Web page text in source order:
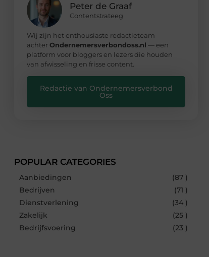
Peter de Graaf
Contentstrateeg
Wij zijn het enthousiaste redactieteam
achterOndernemersverbondoss.nl — een
platform voor bloggers en lezers die houden
van afwisseling en frisse content.
Redactie van Ondernemersverbond
Oss
POPULAR CATEGORIES
Aanbiedingen
(87 )
Bedrijven
(71 )
Dienstverlening
(34 )
Zakelijk
(25 )
Bedrijfsvoering
(23 )